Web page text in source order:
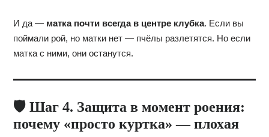
И да — матка почти всегда в центре клубка. Если вы
поймали рой, но матки нет — пчёлы разлетятся. Но если
матка с ними, они останутся.
🛡️ Шаг 4. Защита в момент роения:
почему «просто куртка» — плохая